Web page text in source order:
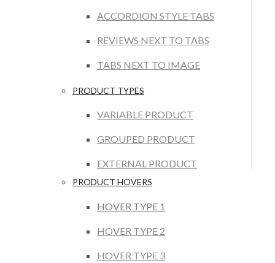
ACCORDION STYLE TABS
REVIEWS NEXT TO TABS
TABS NEXT TO IMAGE
PRODUCT TYPES
VARIABLE PRODUCT
GROUPED PRODUCT
EXTERNAL PRODUCT
PRODUCT HOVERS
HOVER TYPE 1
HOVER TYPE 2
HOVER TYPE 3